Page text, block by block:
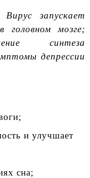
запускает
головном мозге;
синтеза
депрессии
и улучшает
сна;